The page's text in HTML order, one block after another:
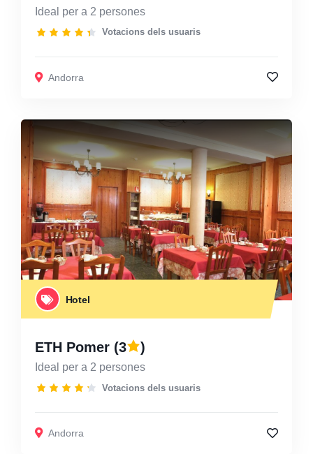
Ideal per a 2 persones
Votacions dels usuaris
Andorra
Hotel
ETH Pomer (3 )
Ideal per a 2 persones
Votacions dels usuaris
Andorra